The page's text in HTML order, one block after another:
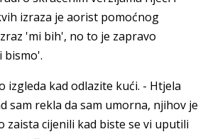
izraza je aorist pomoćnog
'mi bih', no to je zapravo
bismo'.
kad odlazite kući. - Htjela
sam rekla da sam umorna, njihov je
cijenili kad biste se vi uputili